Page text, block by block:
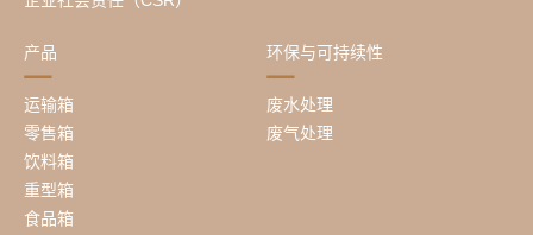
产品
运输箱
零售箱
饮料箱
重型箱
食品箱
环保与可持续性
废水处理
废气处理